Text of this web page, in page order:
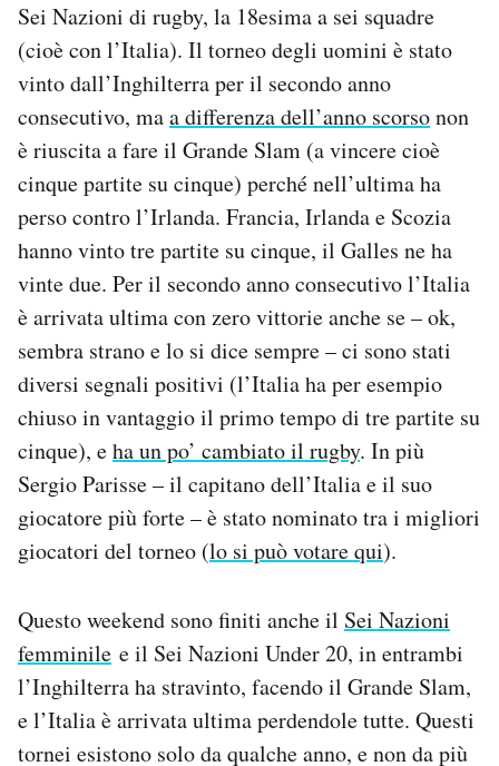
CALENDARIO
AREA PERSONALE
Area Personale
Newsletter
Notifiche mobile
Regala il Post
Hai bisogno di aiuto?
Esci
Sei Nazioni di rugby, la 18esima a sei squadre
(cioè con l’Italia). Il torneo degli uomini è stato
vinto dall’Inghilterra per il secondo anno
consecutivo, maa differenza dell’anno scorsonon
è riuscita a fare il Grande Slam (a vincere cioè
cinque partite su cinque) perché nell’ultima ha
perso contro l’Irlanda. Francia, Irlanda e Scozia
hanno vinto tre partite su cinque, il Galles ne ha
vinte due. Per il secondo anno consecutivo l’Italia
è arrivata ultima con zero vittorie anche se – ok,
sembra strano e lo si dice sempre – ci sono stati
diversi segnali positivi (l’Italia ha per esempio
chiuso in vantaggio il primo tempo di tre partite su
cinque), eha un po’ cambiato il rugby. In più
Sergio Parisse – il capitano dell’Italia e il suo
giocatore più forte – è stato nominato tra i migliori
giocatori del torneo (lo si può votare qui).
Questo weekend sono finiti anche il Sei Nazioni
femminile e il Sei Nazioni Under 20, in entrambi
l’Inghilterra ha stravinto, facendo il Grande Slam,
e l’Italia è arrivata ultima perdendole tutte. Questi
tornei esistono solo da qualche anno, e non da più